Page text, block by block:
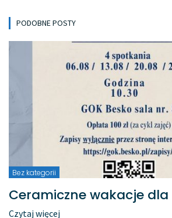
PODOBNE POSTY
Bez kategorii
Ceramiczne wakacje dla
Czytaj więcej